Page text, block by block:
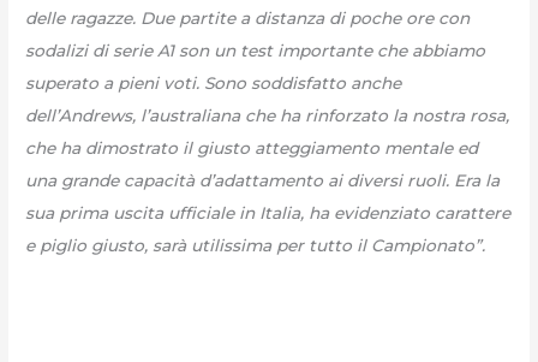
delle ragazze. Due partite a distanza di poche ore con
sodalizi di serie A1 son un test importante che abbiamo
superato a pieni voti. Sono soddisfatto anche
dell’Andrews, l’australiana che ha rinforzato la nostra rosa,
che ha dimostrato il giusto atteggiamento mentale ed
una grande capacità d’adattamento ai diversi ruoli. Era la
sua prima uscita ufficiale in Italia, ha evidenziato carattere
e piglio giusto, sarà utilissima per tutto il Campionato”.